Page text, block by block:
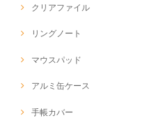
クリアファイル
リングノート
マウスパッド
アルミ缶ケース
手帳カバー